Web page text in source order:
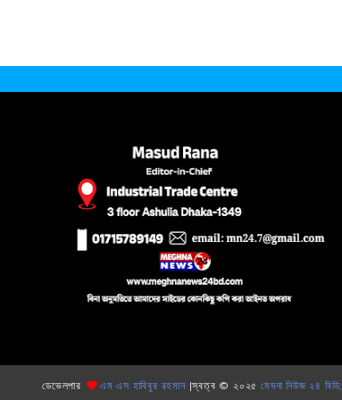
ডেভেলপার এম এস হাবিবুর রহমান|স্বত্ব © ২০২৫ মেঘনা নিউজ ২৪ বিডি;